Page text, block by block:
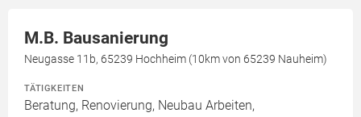
M.B. Bausanierung
Neugasse 11b, 65239 Hochheim (10km von 65239 Nauheim)
TÄTIGKEITEN
Beratung, Renovierung, Neubau Arbeiten,